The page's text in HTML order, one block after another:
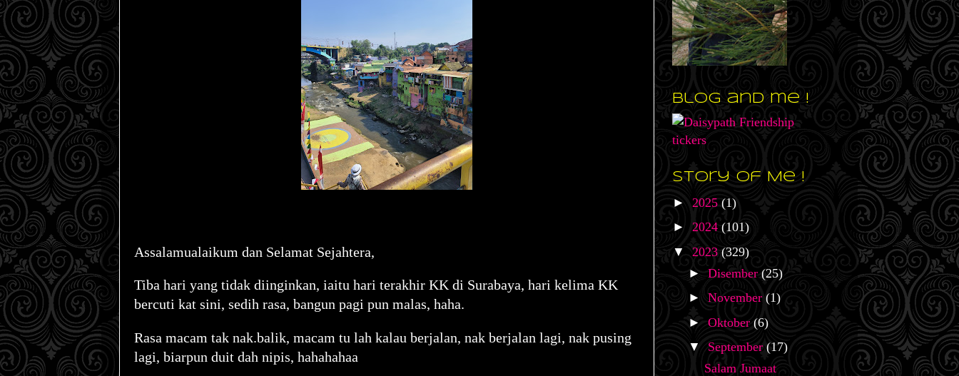
Assalamualaikum dan Selamat Sejahtera,
Tiba hari yang tidak diinginkan, iaitu hari terakhir KK di Surabaya, hari kelima KK
bercuti kat sini, sedih rasa, bangun pagi pun malas, haha.
Rasa macam tak nak.balik, macam tu lah kalau berjalan, nak berjalan lagi, nak pusing
lagi, biarpun duit dah nipis, hahahahaa
Blog and me !
Story of Me !
► 2025 (1)
► 2024 (101)
▼ 2023 (329)
► Disember (25)
► November (1)
► Oktober (6)
▼ September (17)
Salam Jumaat